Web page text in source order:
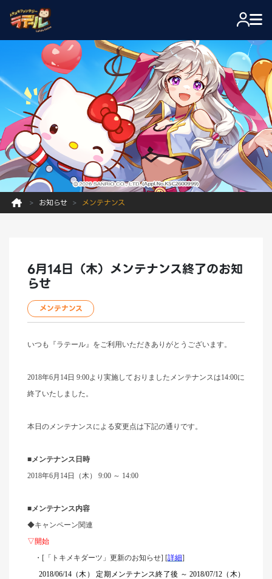
お知らせ メンテナンス
6月14日（木）メンテナンス終了のお知
らせ
メンテナンス
いつも『ラテール』をご利用いただきありがとうございます。
2018年6月14日 9:00より実施しておりましたメンテナンスは14:00に
終了いたしました。
本日のメンテナンスによる変更点は下記の通りです。
■メンテナンス日時
2018年6月14日（木） 9:00 ～ 14:00
■メンテナンス内容
◆キャンペーン関連
▽開始
・[「トキメキダーツ」更新のお知らせ] [詳細]
2018/06/14（木） 定期メンテナンス終了後 ～ 2018/07/12（木）